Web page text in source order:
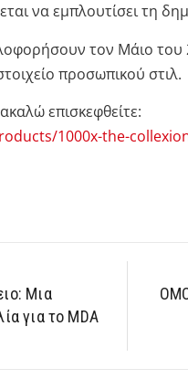
να εμπλουτίσει τη
τον Μάιο
προσωπικού στιλ.
επισκεφθείτε:
1000x-the-
Μια
για το MDA